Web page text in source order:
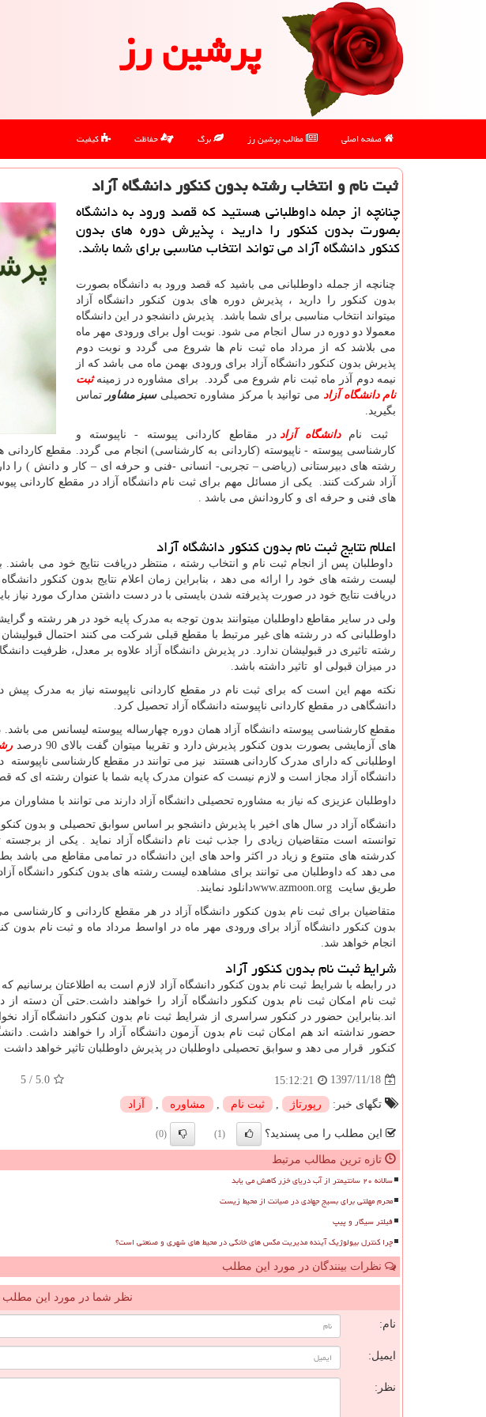
پرشین رز
صفحه اصلی مطالب پرشین رز برگ حفاظت کیفیت
ثبت نام و انتخاب رشته بدون كنكور دانشگاه آزاد
چنانچه از جمله داوطلبانی هستید كه قصد ورود به دانشگاه
بصورت بدون كنكور را دارید ، پذیرش دوره های بدون
كنكور دانشگاه آزاد می تواند انتخاب مناسبی برای شما باشد.
چنانچه از جمله داوطلبانی می باشید که قصد ورود به دانشگاه بصورت
بدون کنکور را دارید ، پذیرش دوره های بدون کنکور دانشگاه آزاد
میتواند انتخاب مناسبی برای شما باشد. پذیرش دانشجو در این دانشگاه
معمولا دو دوره در سال انجام می شود. نوبت اول برای ورودی مهر ماه
می بلاشد که از مرداد ماه ثبت نام ها شروع می گردد و نوبت دوم
پذیرش بدون کنکور دانشگاه آزاد برای ورودی بهمن ماه می باشد که از
نیمه دوم آذر ماه ثبت نام شروع می گردد. برای مشاوره در زمینهثبت
نام دانشگاه آزاد می توانید با مرکز مشاوره تحصیلیسبز مشاور تماس
بگیرید.
ثبت نامدانشگاه آزاد در مقاطع کاردانی پیوسته - ناپیوسته و
کارشناسی پیوسته - ناپیوسته (کاردانی به کارشناسی) انجام می گردد. مقطع
رشته های دبیرستانی (ریاضی – تجربی- انسانی -فنی و حرفه ای – کار و دانش ) را دارا
آزاد شرکت کنند. یکی از مسائل مهم برای ثبت نام دانشگاه آزاد در مقطع کاردانی
های فنی و حرفه ای و کارودانش می باشد .
اعلام نتایج ثبت نام بدون کنکور دانشگاه آزاد
داوطلبان پس از انجام ثبت نام و انتخاب رشته ، منتظر دریافت نتایج خود می باشند.
لیست رشته های خود را ارائه می دهد ، بنابراین زمان اعلام نتایج بدون کنکور
دریافت نتایج خود در صورت پذیرفته شدن بایستی با در دست داشتن مدارک مورد نیاز
ولی در سایر مقاطع داوطلبان میتوانند بدون توجه به مدرک پایه خود در هر رشته و
داوطلبانی که در رشته های غیر مرتبط با مقطع قبلی شرکت می کنند احتمال قبولیشان
رشته تاثیری در قبولیشان ندارد. در پذیرش دانشگاه آزاد علاوه بر معدل، ظرفیت
در میزان قبولی او تاثیر داشته باشد.
نکته مهم این است که برای ثبت نام در مقطع کاردانی ناپیوسته نیاز به مدرک
دانشگاهی در مقطع کاردانی ناپیوسته دانشگاه آزاد تحصیل کرد.
مقطع کارشناسی پیوسته دانشگاه آزاد همان دوره چهارساله پیوسته لیسانس می
های آزمایشی بصورت بدون کنکور پذیرش دارد و تقریبا میتوان گفت بالای 90 درصد
اوطلبانی که دارای مدرک کاردانی هستند نیز می توانند در مقطع کارشناسی ناپیوسته
دانشگاه آزاد مجاز است و لازم نیست که عنوان مدرک پایه شما با عنوان رشته ای که
داوطلبان عزیزی که نیاز به مشاوره تحصیلی دانشگاه آزاد دارند می توانند با مشاوران
دانشگاه آزاد در سال های اخیر با پذیرش دانشجو بر اساس سوابق تحصیلی و بدون
توانسته است متقاضیان زیادی را جذب ثبت نام دانشگاه آزاد نماید . یکی از برجسته
کدرشته های متنوع و زیاد در اکثر واحد های این دانشگاه در تمامی مقاطع می باشد
می دهد که داوطلبان می توانند برای مشاهده لیست رشته های بدون کنکور دانشگاه آزاد
طریق سایت www.azmoon.orgدانلود نمایند.
متقاضیان برای ثبت نام بدون کنکور دانشگاه آزاد در هر مقطع کاردانی و کارشناسی
بدون کنکور دانشگاه آزاد برای ورودی مهر ماه در اواسط مرداد ماه و ثبت نام بدون
انجام خواهد شد.
شرایط ثبت نام بدون کنکور آزاد
در رابطه با شرایط ثبت نام بدون کنکور دانشگاه آزاد لازم است به اطلاعتان برسانیم
ثبت نام امکان ثبت نام بدون کنکور دانشگاه آزاد را خواهند داشت.حتی آن دسته از
اند.بنابراین حضور در کنکور سراسری از شرایط ثبت نام بدون کنکور دانشگاه آزاد
حضور نداشته اند هم امکان ثبت نام بدون آزمون دانشگاه آزاد را خواهند داشت.
کنکور قرار می دهد و سوابق تحصیلی داوطلبان در پذیرش داوطلبان تاثیر خواهد داشت
1397/11/18
15:12:21
5.0
/
5
تگهای خبر: رپورتاژ ثبت نام مشاوره آزاد
این مطلب را می پسندید؟ (1)
(0)
تازه ترین مطالب مرتبط
سالانه ۲۰ سانتیمتر از آب دریای خزر کاهش می یابد
محرم مهلتی برای بسیج جهادی در صیانت از محیط زیست
فیلتر سیگار و پیپ
چرا کنترل بیولوژیک آینده مدیریت مگس های خانگی در محیط های شهری و صنعتی است؟
نظرات بینندگان در مورد این مطلب
نظر شما در مورد این مطلب
نام:
ایمیل:
نظر: